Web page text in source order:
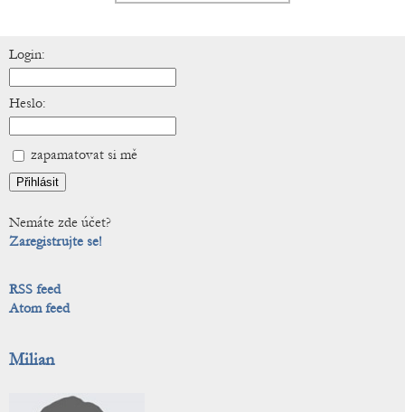
Login:
Heslo:
zapamatovat si mě
Nemáte zde účet?
Zaregistrujte se!
RSS feed
Atom feed
Milian